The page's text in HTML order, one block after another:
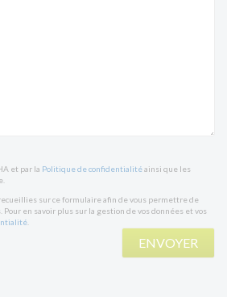
et par la Politique de confidentialitéainsi que les
sur ce formulaire afin de vous permettre de
Pour en savoir plus sur la gestion de vos données et vos